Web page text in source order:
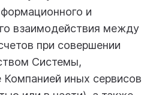
и
взаимодействия между
при совершении
Системы,
Компанией иных сервисов